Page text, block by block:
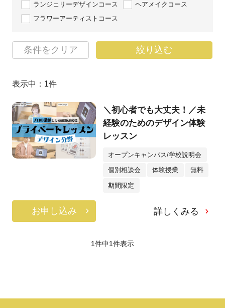
ランジェリーデザインコース
ヘアメイクコース
フラワーアーティストコース
条件をクリア 絞り込む
表示中： 1件
＼初心者でも大丈夫！／未
経験のためのデザイン体験
レッスン
オープンキャンパス/学校説明会
個別相談会 体験授業 無料
期間限定
お申し込み 詳しくみる
1件中1件表示